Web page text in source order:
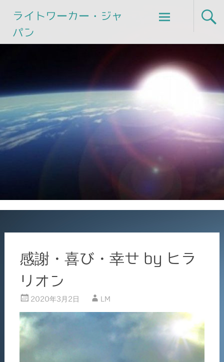
ライトワーカー・ジャ
パン
Skip
to
感謝・喜び・幸せ by ヒラ
リオン
2020年3月2日 LM